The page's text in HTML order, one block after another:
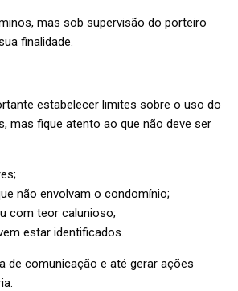
mas sob supervisão do porteiro
finalidade.
estabelecer limites sobre o uso do
mas fique atento ao que não deve ser
não envolvam o condomínio;
com teor calunioso;
estar identificados.
de comunicação e até gerar ações